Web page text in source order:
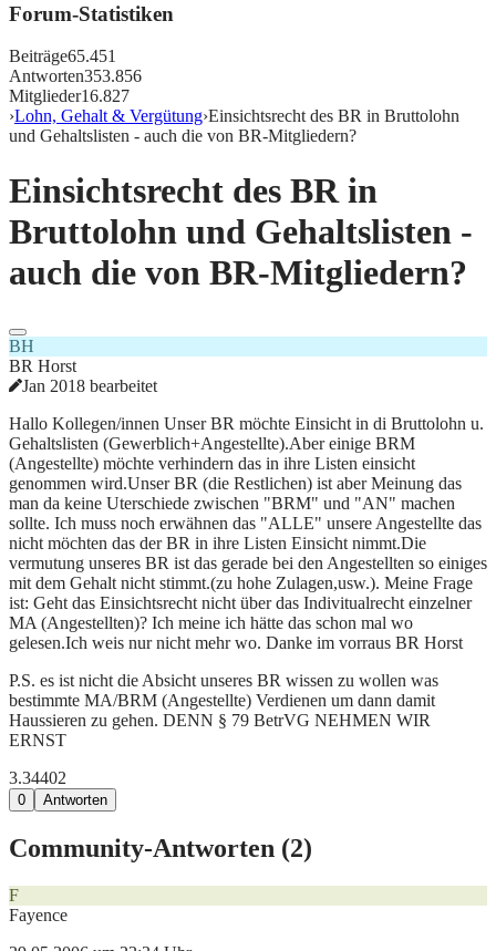
Forum-Statistiken
Beiträge65.451
Antworten353.856
Mitglieder16.827
›Lohn, Gehalt & Vergütung›Einsichtsrecht des BR in Bruttolohn
und Gehaltslisten - auch die von BR-Mitgliedern?
Einsichtsrecht des BR in
Bruttolohn und Gehaltslisten -
auch die von BR-Mitgliedern?
BH
BR Horst
Jan 2018 bearbeitet
Hallo Kollegen/innen Unser BR möchte Einsicht in di Bruttolohn u.
Gehaltslisten (Gewerblich+Angestellte).Aber einige BRM
(Angestellte) möchte verhindern das in ihre Listen einsicht
genommen wird.Unser BR (die Restlichen) ist aber Meinung das
man da keine Uterschiede zwischen "BRM" und "AN" machen
sollte. Ich muss noch erwähnen das "ALLE" unsere Angestellte das
nicht möchten das der BR in ihre Listen Einsicht nimmt.Die
vermutung unseres BR ist das gerade bei den Angestellten so einiges
mit dem Gehalt nicht stimmt.(zu hohe Zulagen,usw.). Meine Frage
ist: Geht das Einsichtsrecht nicht über das Indivitualrecht einzelner
MA (Angestellten)? Ich meine ich hätte das schon mal wo
gelesen.Ich weis nur nicht mehr wo. Danke im vorraus BR Horst
P.S. es ist nicht die Absicht unseres BR wissen zu wollen was
bestimmte MA/BRM (Angestellte) Verdienen um dann damit
Haussieren zu gehen. DENN § 79 BetrVG NEHMEN WIR
ERNST
3.34402
0 Antworten
Community-Antworten (2)
F
Fayence